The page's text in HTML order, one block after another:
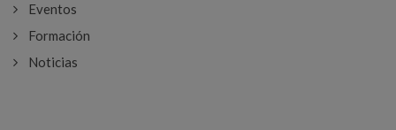
Eventos
Formación
Noticias